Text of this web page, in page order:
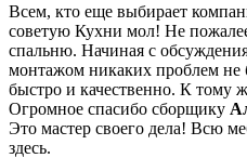
Всем, кто еще выбирает
советую Кухни мол! Не
спальню. Начиная с обсуждения
монтажом никаких проблем не
быстро и качественно. К тому
Огромное спасибо сборщику
Это мастер своего дела! Всю
здесь.